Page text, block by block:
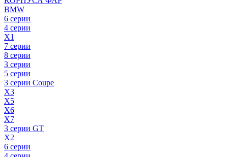
BMW
6 серии
4 серии
X1
7 серии
8 серии
3 серии
5 серии
3 серии Coupe
X3
X5
X6
X7
3 серии GT
X2
6 серии